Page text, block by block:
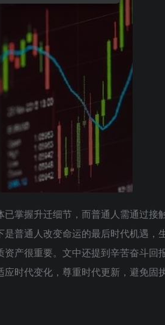
掌握升迁细节，而普通人需通过接
普通人改变命运的最后时代机遇，
产很重要。文中还提到辛苦奋斗回
时代变化，尊重时代更新，避免固